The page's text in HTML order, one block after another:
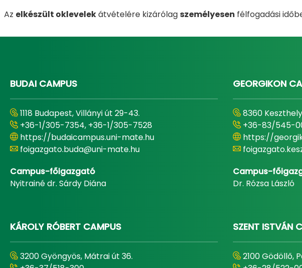
Az elkészült oklevelekátvételére kizárólag személyesen félfogadási
BUDAI CAMPUS
1118 Budapest, Villányi út 29-43.
+36-1/305-7354, +36-1/305-7528
https://budaicampus.uni-mate.hu
foigazgato.buda@uni-mate.hu
Campus-főigazgató
Nyitrainé dr. Sárdy Diána
GEORGIKON
8360
+36-83/545-
https://
Campus-
Dr. Rózsa László
KÁROLY RÓBERT CAMPUS
3200 Gyöngyös, Mátrai út 36.
SZENT ISTVÁN
2100 Gödöllő,